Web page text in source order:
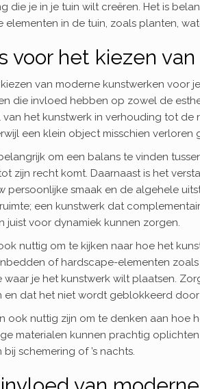
die je in je tuin wilt creëren. Het is
elementen in de tuin, zoals planten,
voor het kiezen
kiezen van moderne kunstwerken voor
die invloed hebben op zowel de
van het kunstwerk in verhouding tot
een klein object misschien verloren
om een balans te vinden
zijn recht komt. Daarnaast is het
persoonlijke smaak en de algehele
een kunstwerk dat
juist voor dynamiek kunnen zorgen.
nuttig om te kijken naar hoe het
of hardscape-elementen
waar je het kunstwerk wilt plaatsen.
en dat het niet wordt geblokkeerd
ook nuttig zijn om te denken aan hoe
materialen kunnen prachtig
bij schemering of ’s nachts.